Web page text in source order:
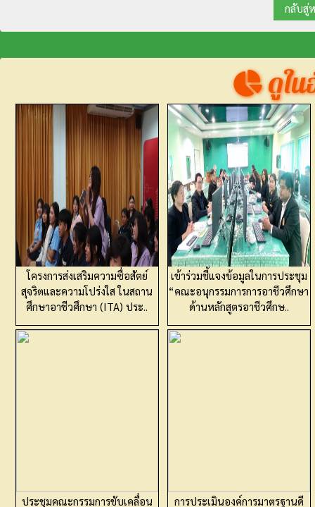
กลับสู่
ดูใน
โครงการส่งเสริมความซื่อสัตย์
สุจริตและความโปร่งใส ในสถาน
ศึกษาอาชีวศึกษา (ITA) ประ..
เข้าร่วมชี้แจงข้อมูลในการประชุม
“คณะอนุกรรมการการอาชีวศึกษา
ด้านหลักสูตรอาชีวศึกษ..
ประชุมคณะกรรมการขับเคลื่อน การประเมินองค์การมาตรฐานดี